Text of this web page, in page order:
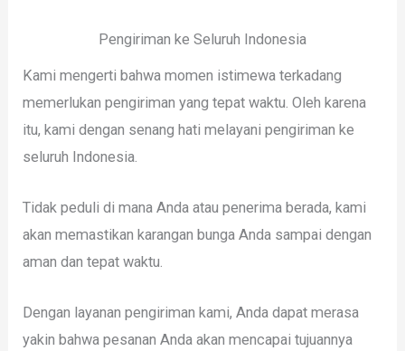
Pengiriman ke Seluruh Indonesia
Kami mengerti bahwa momen istimewa terkadang
memerlukan pengiriman yang tepat waktu. Oleh karena
itu, kami dengan senang hati melayani pengiriman ke
seluruh Indonesia.
Tidak peduli di mana Anda atau penerima berada, kami
akan memastikan karangan bunga Anda sampai dengan
aman dan tepat waktu.
Dengan layanan pengiriman kami, Anda dapat merasa
yakin bahwa pesanan Anda akan mencapai tujuannya